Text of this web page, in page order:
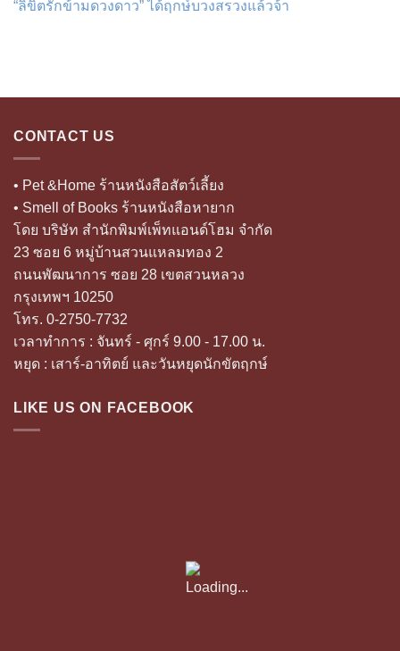
“ลิขิตรักข้ามดวงดาว” ได้ฤกษ์บวงสรวงแล้วจ้า
CONTACT US
• Pet &Home ร้านหนังสือสัตว์เลี้ยง
• Smell of Books ร้านหนังสือหายาก
โดย บริษัท สำนักพิมพ์เพ็ทแอนด์โฮม จำกัด
23 ซอย 6 หมู่บ้านสวนแหลมทอง 2
ถนนพัฒนาการ ซอย 28 เขตสวนหลวง
กรุงเทพฯ 10250
โทร. 0-2750-7732
เวลาทำการ : จันทร์ - ศุกร์ 9.00 - 17.00 น.
หยุด : เสาร์-อาทิตย์ และวันหยุดนักขัตฤกษ์
LIKE US ON FACEBOOK